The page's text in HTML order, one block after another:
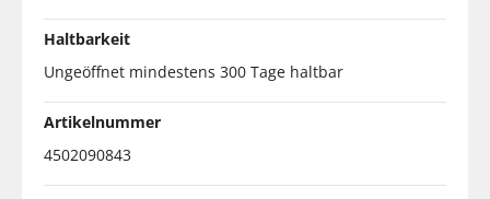
Haltbarkeit
Ungeöffnet mindestens 300 Tage haltbar
Artikelnummer
4502090843